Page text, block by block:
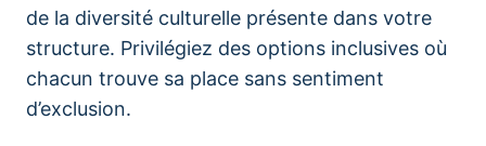
de la diversité culturelle présente dans votre
structure. Privilégiez des options inclusives où
chacun trouve sa place sans sentiment
d’exclusion.